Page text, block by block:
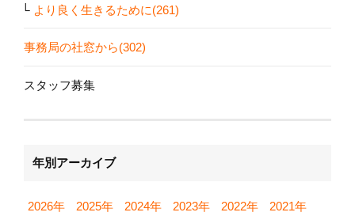
より良く生きるために(261)
事務局の社窓から(302)
スタッフ募集
年別アーカイブ
2026年 2025年 2024年 2023年 2022年 2021年